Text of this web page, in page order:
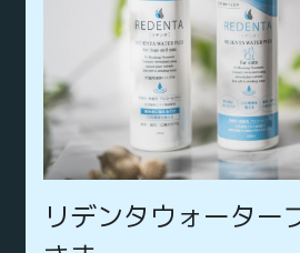
リデンタウォーター